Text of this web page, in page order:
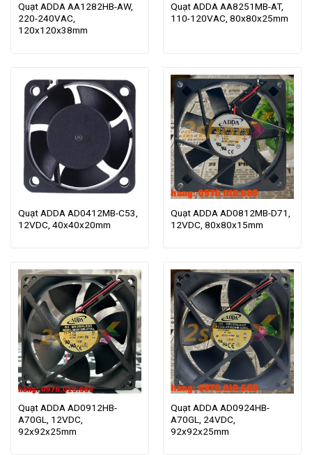
Quạt ADDA AA1282HB-AW,
220-240VAC,
120x120x38mm
Quạt ADDA AA8251MB-AT,
110-120VAC, 80x80x25mm
Quạt ADDA AD0412MB-C53,
12VDC, 40x40x20mm
Quạt ADDA AD0812MB-D71,
12VDC, 80x80x15mm
Quạt ADDA AD0912HB-
A70GL, 12VDC,
92x92x25mm
Quạt ADDA AD0924HB-
A70GL, 24VDC,
92x92x25mm